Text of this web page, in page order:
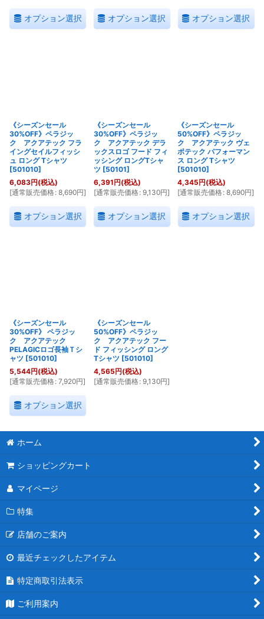
オプション選択 オプション選択 オプション選択
《シーズンセール
30%OFF》ペラジッ
ク アクアテック フラ
イングセイルフィッシ
ュ ロング Tシャツ
[501010]
6,083円(税込)
[通常販売価格: 8,690円]
オプション選択
《シーズンセール
30%OFF》ペラジッ
ク アクアテック デラ
ックスロゴ フード フィ
ッシング ロングTシャ
ツ [50101]
6,391円(税込)
[通常販売価格: 9,130円]
オプション選択
《シーズンセール
50%OFF》ペラジッ
ク アクアテック ヴェ
ポテック パフォーマン
ス ロング Tシャツ
[501010]
4,345円(税込)
[通常販売価格: 8,690円]
オプション選択
《シーズンセール
30%OFF》 ペラジッ
ク アクアテック
PELAGICロゴ長袖Ｔシ
ャツ [501010]
5,544円(税込)
[通常販売価格: 7,920円]
オプション選択
《シーズンセール
50%OFF》ペラジッ
ク アクアテック フー
ド フィッシング ロング
Tシャツ [501010]
4,565円(税込)
[通常販売価格: 9,130円]
ホーム
ショッピングカート
マイページ
特集
店舗のご案内
最近チェックしたアイテム
特定商取引法表示
ご利用案内